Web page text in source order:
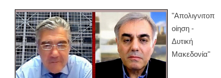
"Απολιγνιτοπ
οίηση -
Δυτική
Μακεδονία"